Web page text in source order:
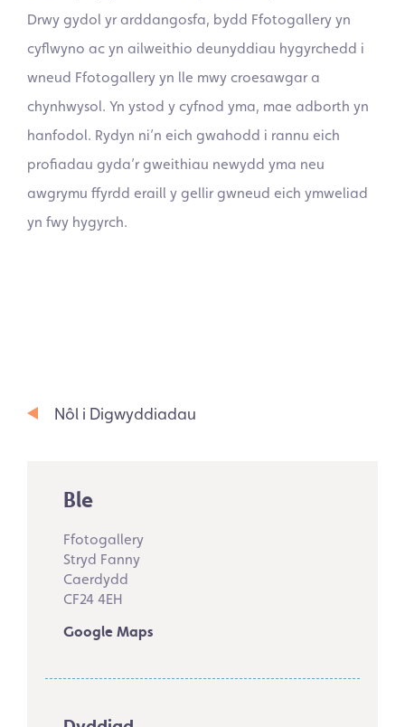
Drwy gydol yr arddangosfa, bydd Ffotogallery yn
cyflwyno ac yn ailweithio deunyddiau hygyrchedd i
wneud Ffotogallery yn lle mwy croesawgar a
chynhwysol. Yn ystod y cyfnod yma, mae adborth yn
hanfodol. Rydyn ni’n eich gwahodd i rannu eich
profiadau gyda’r gweithiau newydd yma neu
awgrymu ffyrdd eraill y gellir gwneud eich ymweliad
yn fwy hygyrch.
Nôl i Digwyddiadau
Ble
Ffotogallery
Stryd Fanny
Caerdydd
CF24 4EH
Google Maps